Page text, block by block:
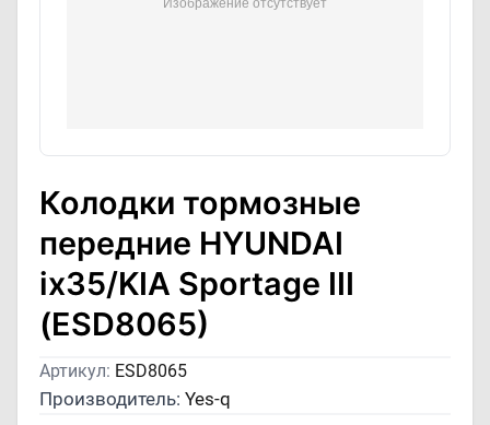
Колодки тормозные
передние HYUNDAI
ix35/KIA Sportage III
(ESD8065)
Артикул: ESD8065
Производитель: Yes-q